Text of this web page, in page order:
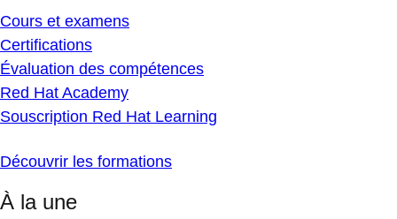
Cours et examens
Certifications
Évaluation des compétences
Red Hat Academy
Souscription Red Hat Learning
Découvrir les formations
À la une